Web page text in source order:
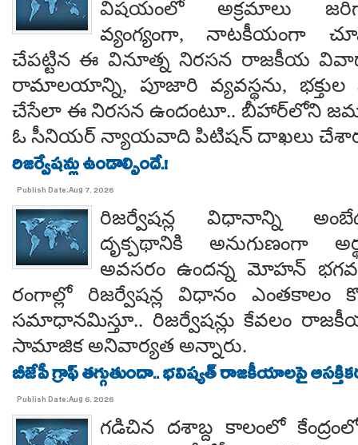
విషయంలో అక్రమాలు
వ్యంగ్యంగా, నాటకీయంగా
చేపట్టిన ఈ వినూత్న నిరసన రాజకీయ
రామాలయాన్ని, పూజారి వ్యవస్థను,
చేసేలా ఈ నిరసన ఉందంటూ.. బీహార్‌లోని
ఓ సీనియర్ న్యాయవాది పిటిషన్ దాఖలు
రిజర్వేషన్లు ఉండాల్సిందే.!
Publish Date:Aug 7, 2026
రిజర్వేషన్ల విధానాన్ని
దృక్పథానికి అనుగుణంగా
అవసరం ఉందన్న మోహన్
రంగాల్లో రిజర్వేషన్ల విధానం ఎంతకాలం
సమాధానమిస్తూ.. రిజర్వేషన్లు కేవలం
సామాజిక అనివార్యత అన్నారు.
బీజేపీ గ్రాఫ్ తగ్గుతుందా.. భవిష్యత్ రాజకీయాలపై
Publish Date:Aug 6, 2026
గడిచిన దశాబ్ద కాలంలో